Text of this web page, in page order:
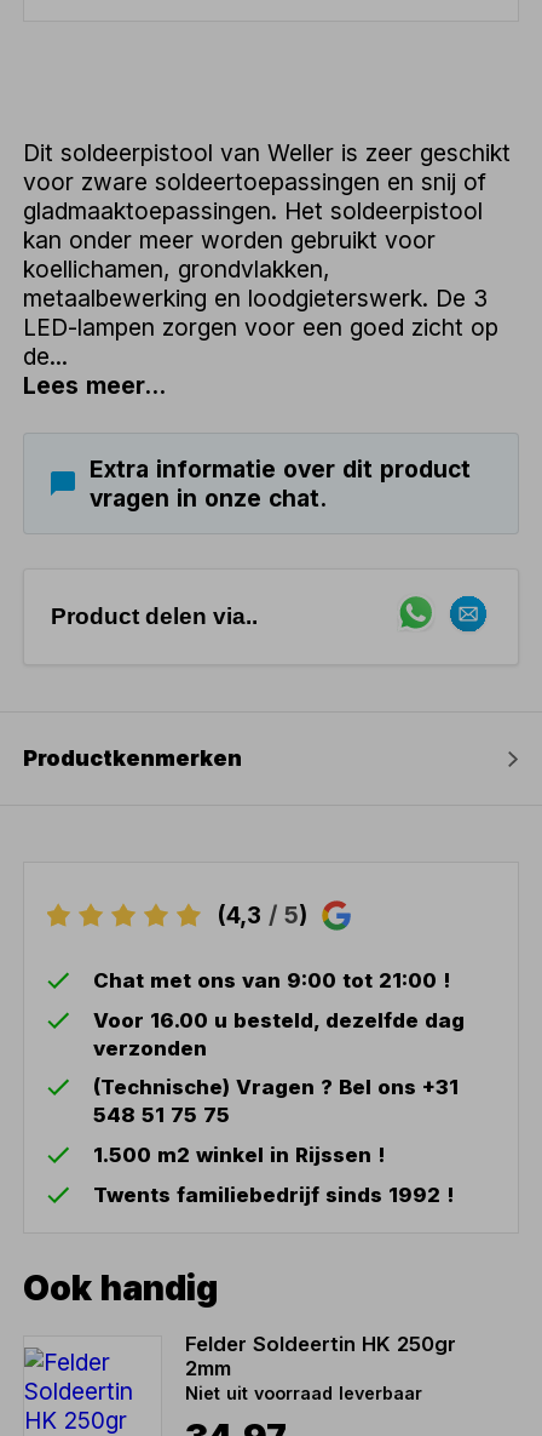
Dit soldeerpistool van Weller is zeer geschikt
voor zware soldeertoepassingen en snij of
gladmaaktoepassingen. Het soldeerpistool
kan onder meer worden gebruikt voor
koellichamen, grondvlakken,
metaalbewerking en loodgieterswerk. De 3
LED-lampen zorgen voor een goed zicht op
de...
Lees meer...
Extra informatie over dit product
vragen in onze chat.
Product delen via..
Productkenmerken
(4,3 / 5)
Chat met ons van 9:00 tot 21:00 !
Voor 16.00 u besteld, dezelfde dag
verzonden
(Technische) Vragen ? Bel ons +31
548 51 75 75
1.500 m2 winkel in Rijssen !
Twents familiebedrijf sinds 1992 !
Ook handig
Felder Soldeertin HK 250gr
2mm
Niet uit voorraad leverbaar